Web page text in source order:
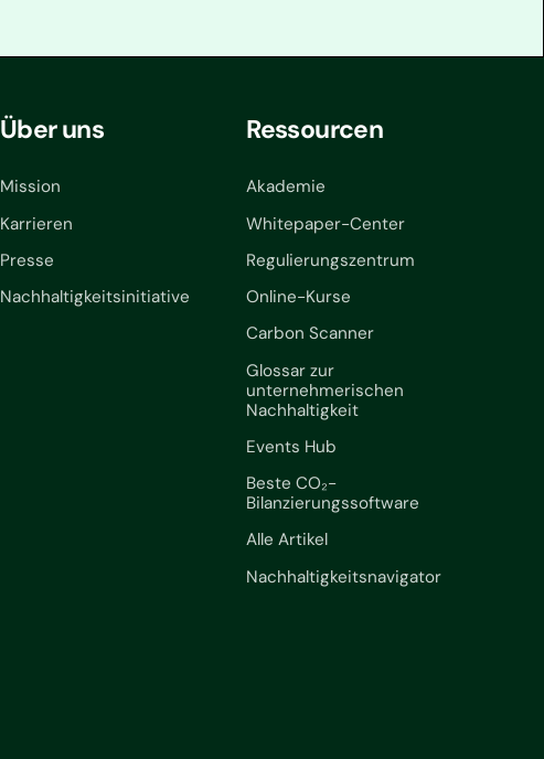
Über uns
Mission
Karrieren
Presse
Nachhaltigkeitsinitiative
Ressourcen
Akademie
Whitepaper-Center
Regulierungszentrum
Online-Kurse
Carbon Scanner
Glossar zur
unternehmerischen
Nachhaltigkeit
Events Hub
Beste CO₂-
Bilanzierungssoftware
Alle Artikel
Nachhaltigkeitsnavigator